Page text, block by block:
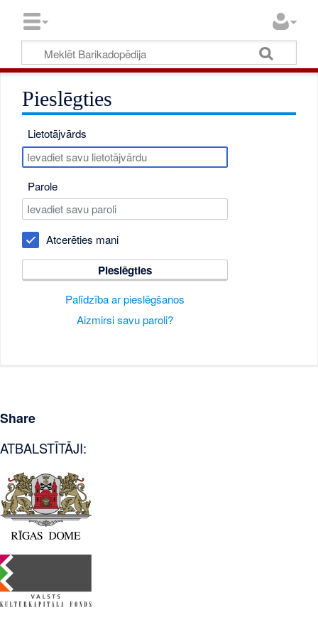
Pieslēgties
Lietotājvārds
Parole
Atcerēties mani
Pieslēgties
Palīdzība ar pieslēgšanos
Aizmirsi savu paroli?
Share
ATBALSTĪTĀJI: